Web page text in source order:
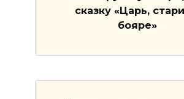
сказку «Царь,
бояре»